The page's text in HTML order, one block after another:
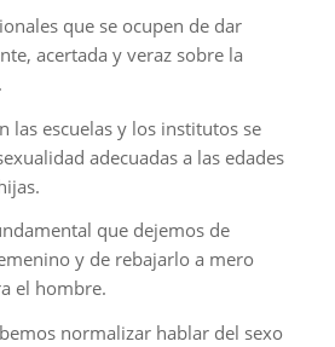
que se ocupen de dar
acertada y veraz sobre la
las escuelas y los institutos se
adecuadas a las edades
que dejemos de
y de rebajarlo a mero
el hombre.
normalizar hablar del sexo